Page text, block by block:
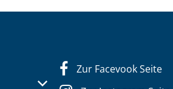
oder Schließzeiten auszublenden
Zur Facevook Seite